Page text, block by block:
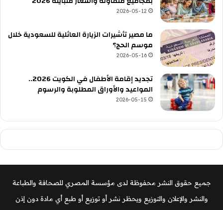
2026-05-12
ما مصير تأشيرات الزيارة العائلية للسعودية خلال
موسم الحج؟
2026-05-16
تجديد إقامة الأطفال في الكويت 2026..
المواعيد والأوراق المطلوبة والرسوم
2026-05-15
جميع حقوق النشر محفوظة لدى مؤسسة المصري للصحافة والطباعة
والنشر والإعلان والتوزيع ويحظر نشر أو توزيع أو طبع أي مادة دون إذن